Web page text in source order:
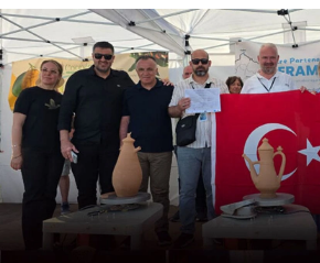
POLİTİKA
SAĞLIK
Siyaset
SPOR
TEKNOLOJİ